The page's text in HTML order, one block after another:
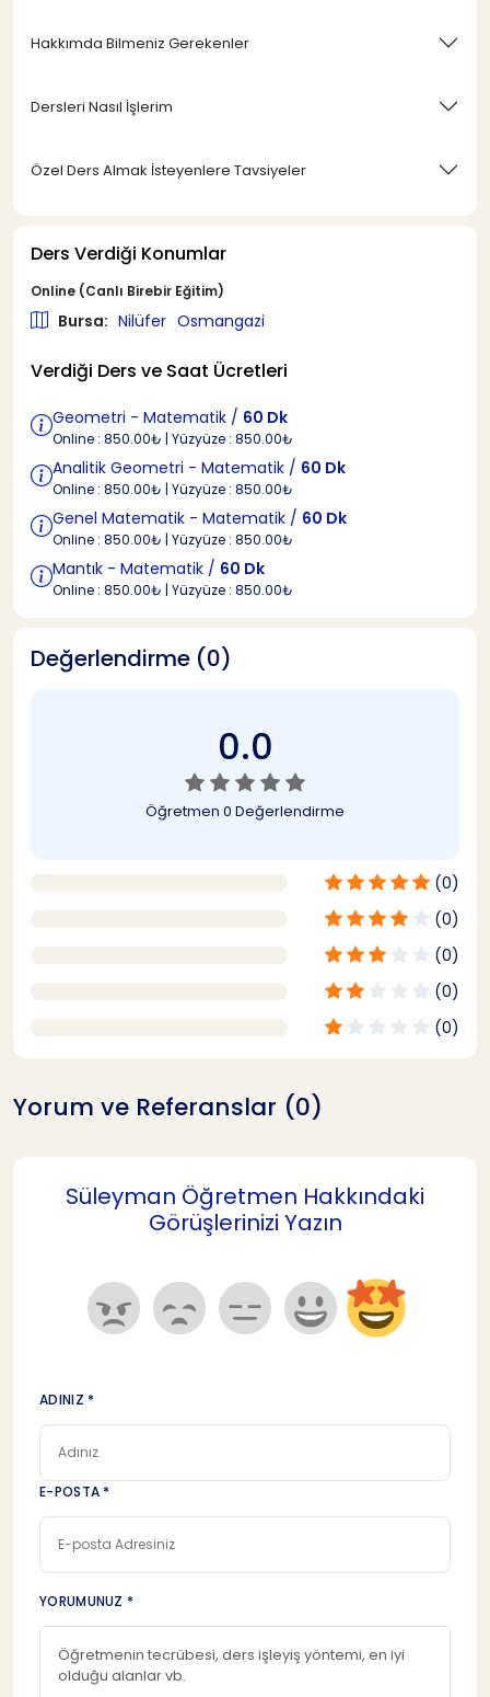
Hakkımda Bilmeniz Gerekenler
Dersleri Nasıl İşlerim
Özel Ders Almak İsteyenlere Tavsiyeler
Ders Verdiği Konumlar
Online (Canlı Birebir Eğitim)
Bursa: Nilüfer Osmangazi
Verdiği Ders ve Saat Ücretleri
Geometri - Matematik / 60 Dk
Online : 850.00₺ | Yüzyüze : 850.00₺
Analitik Geometri - Matematik / 60 Dk
Online : 850.00₺ | Yüzyüze : 850.00₺
Genel Matematik - Matematik / 60 Dk
Online : 850.00₺ | Yüzyüze : 850.00₺
Mantık - Matematik / 60 Dk
Online : 850.00₺ | Yüzyüze : 850.00₺
Değerlendirme (0)
0.0
Öğretmen 0 Değerlendirme
(0)
(0)
(0)
(0)
(0)
Yorum ve Referanslar (0)
Süleyman Öğretmen Hakkındaki
Görüşlerinizi Yazın
ADINIZ *
E-POSTA *
YORUMUNUZ *